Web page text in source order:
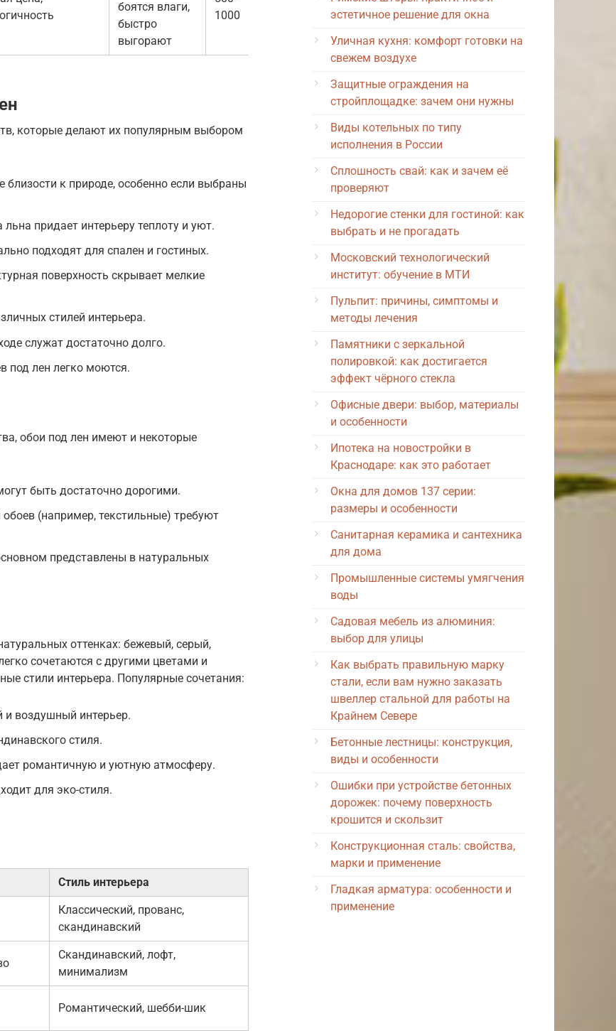
боятся влаги,
быстро
выгорают
1000
которые делают их популярным выбором
к природе, особенно если выбраны
придает интерьеру теплоту и уют.
подходят для спален и гостиных.
поверхность скрывает мелкие
стилей интерьера.
служат достаточно долго.
под лен легко моются.
обои под лен имеют и некоторые
быть достаточно дорогими.
(например, текстильные) требуют
представлены в натуральных
оттенках: бежевый, серый,
сочетаются с другими цветами и
стили интерьера. Популярные сочетания:
и воздушный интерьер.
стиля.
романтичную и уютную атмосферу.
для эко-стиля.
Стиль интерьера
Классический, прованс,
скандинавский
Скандинавский, лофт,
минимализм
Романтический, шебби-шик
эстетичное решение для окна
Уличная кухня: комфорт готовки на
свежем воздухе
Защитные ограждения на
стройплощадке: зачем они нужны
Виды котельных по типу
исполнения в России
Сплошность свай: как и зачем её
проверяют
Недорогие стенки для гостиной: как
выбрать и не прогадать
Московский технологический
институт: обучение в МТИ
Пульпит: причины, симптомы и
методы лечения
Памятники с зеркальной
полировкой: как достигается
эффект чёрного стекла
Офисные двери: выбор, материалы
и особенности
Ипотека на новостройки в
Краснодаре: как это работает
Окна для домов 137 серии:
размеры и особенности
Санитарная керамика и сантехника
для дома
Промышленные системы умягчения
воды
Садовая мебель из алюминия:
выбор для улицы
Как выбрать правильную марку
стали, если вам нужно заказать
швеллер стальной для работы на
Крайнем Севере
Бетонные лестницы: конструкция,
виды и особенности
Ошибки при устройстве бетонных
дорожек: почему поверхность
крошится и скользит
Конструкционная сталь: свойства,
марки и применение
Гладкая арматура: особенности и
применение